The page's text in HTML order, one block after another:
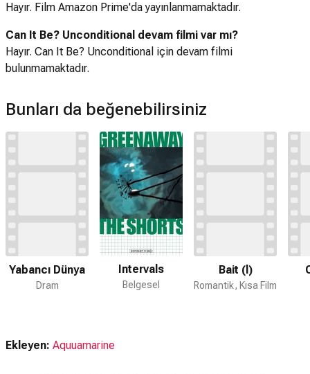
Hayır. Film Amazon Prime'da yayınlanmamaktadır.
Can It Be? Unconditional devam filmi var mı?
Hayır. Can It Be? Unconditional için devam filmi
bulunmamaktadır.
Bunları da beğenebilirsiniz
Yabancı Dünya
Dram
Intervals
Belgesel
Bait (l)
Romantik, Kısa Film
Ekleyen: Aquuamarine